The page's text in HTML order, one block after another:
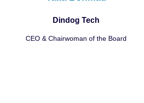
Dindog Tech
CEO & Chairwoman of the Board